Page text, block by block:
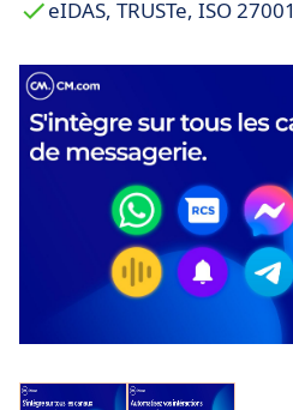
eIDAS, TRUSTe, ISO 27001